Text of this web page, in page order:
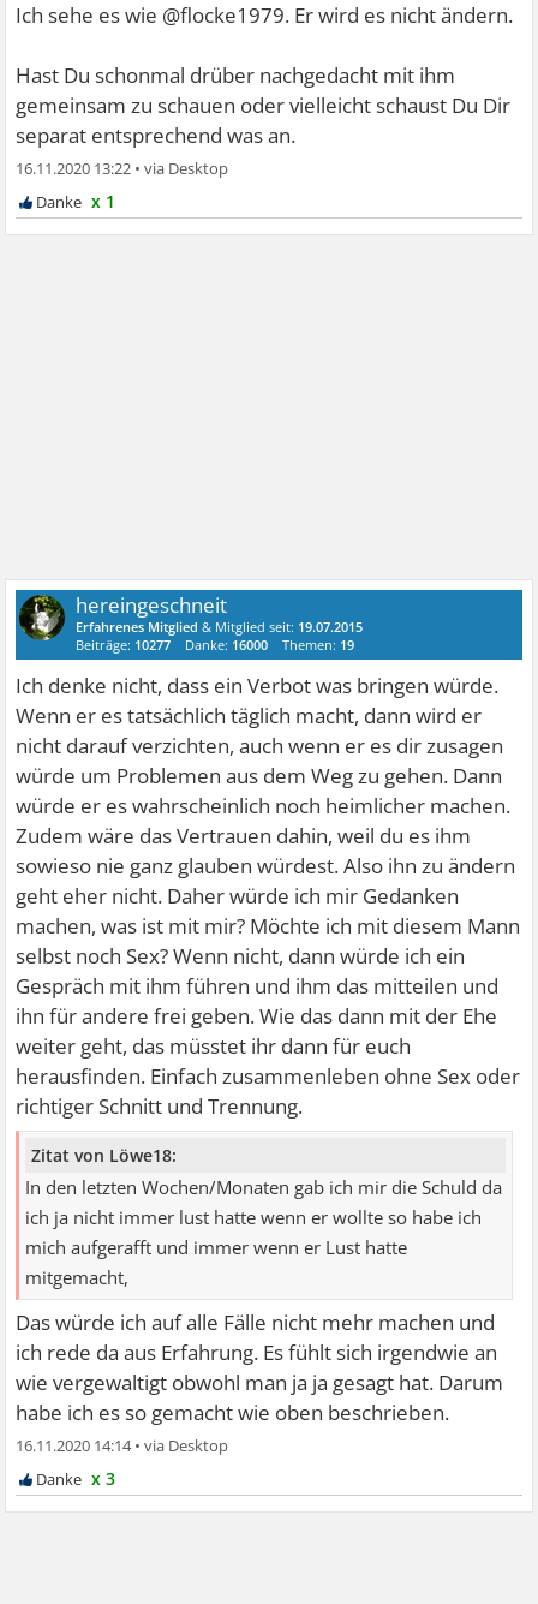
Ich sehe es wie @flocke1979. Er wird es nicht ändern.
Hast Du schonmal drüber nachgedacht mit ihm
gemeinsam zu schauen oder vielleicht schaust Du Dir
separat entsprechend was an.
16.11.2020 13:22 •
x 1
hereingeschneit
Erfahrenes Mitglied & Mitglied seit: 19.07.2015
Beiträge: 10277 Danke: 16000 Themen: 19
Ich denke nicht, dass ein Verbot was bringen würde.
Wenn er es tatsächlich täglich macht, dann wird er
nicht darauf verzichten, auch wenn er es dir zusagen
würde um Problemen aus dem Weg zu gehen. Dann
würde er es wahrscheinlich noch heimlicher machen.
Zudem wäre das Vertrauen dahin, weil du es ihm
sowieso nie ganz glauben würdest. Also ihn zu ändern
geht eher nicht. Daher würde ich mir Gedanken
machen, was ist mit mir? Möchte ich mit diesem Mann
selbst noch Sex? Wenn nicht, dann würde ich ein
Gespräch mit ihm führen und ihm das mitteilen und
ihn für andere frei geben. Wie das dann mit der Ehe
weiter geht, das müsstet ihr dann für euch
herausfinden. Einfach zusammenleben ohne Sex oder
richtiger Schnitt und Trennung.
Zitat von Löwe18:
In den letzten Wochen/Monaten gab ich mir die Schuld da
ich ja nicht immer lust hatte wenn er wollte so habe ich
mich aufgerafft und immer wenn er Lust hatte
mitgemacht,
Das würde ich auf alle Fälle nicht mehr machen und
ich rede da aus Erfahrung. Es fühlt sich irgendwie an
wie vergewaltigt obwohl man ja ja gesagt hat. Darum
habe ich es so gemacht wie oben beschrieben.
16.11.2020 14:14•
x 3